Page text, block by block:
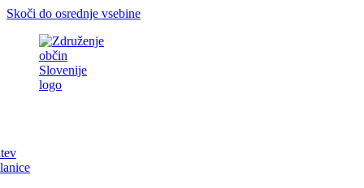
Skoči do osrednje vsebine